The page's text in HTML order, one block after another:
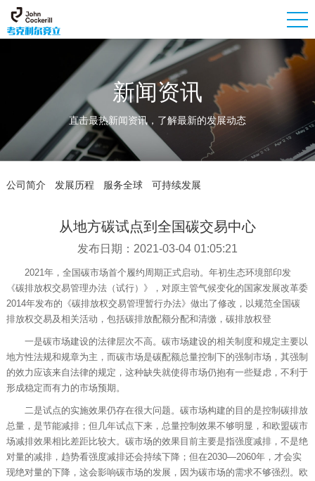
新闻资讯
直击最热新闻资讯，了解最新的发展动态
公司简介 发展历程 服务全球 可持续发展
从地方碳试点到全国碳交易中心
发布日期：2021-03-04 01:05:21
2021年，全国碳市场首个履约周期正式启动。年初生态环境部印发
《碳排放权交易管理办法（试行）》，对原主管气候变化的国家发展改革委
2014年发布的《碳排放权交易管理暂行办法》做出了修改，以规范全国碳
排放权交易及相关活动，包括碳排放配额分配和清缴，碳排放权登
一是碳市场建设的法律层次不高。碳市场建设的相关制度和规定主要以
地方性法规和规章为主，而碳市场是碳配额总量控制下的强制市场，其强制
的效力应该来自法律的规定，这种缺失就使得市场仍抱有一些疑虑，不利于
形成稳定而有力的市场预期。
二是试点的实施效果仍存在很大问题。碳市场构建的目的是控制碳排放
总量，是节能减排；但几年试点下来，总量控制效果不够明显，和欧盟碳市
场减排效果相比差距比较大。碳市场的效果目前主要是指强度减排，不是绝
对量的减排，趋势看强度减排还会持续下降；但在2030—2060年，才会实
现绝对量的下降，这会影响碳市场的发展，因为碳市场的需求不够强烈。欧